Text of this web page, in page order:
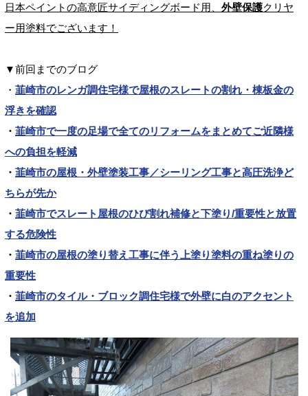
日本ペイントの高意匠サイディングボード用、 外壁保護クリヤ
ー用塗料でございます！
▼前回までのブログ
・ 韮崎市のレンガ調住宅様で屋根のスレートの割れ・棟板金の
浮きを確認
・ 韮崎市で一度の足場で全てのリフォームをまとめてご近隣様
への負担を軽減
・ 韮崎市の屋根・外壁塗装工事／シーリング工事と高圧洗浄ど
ちらが先か
・ 韮崎市でスレート屋根のひび割れ補修と下塗り/重要性と放置
する危険性
・ 韮崎市の屋根の塗り替え工事に伴う上塗り塗料の重ね塗りの
重要性
・ 韮崎市のタイル・ブロック調住宅様で外壁に白のアクセント
を追加